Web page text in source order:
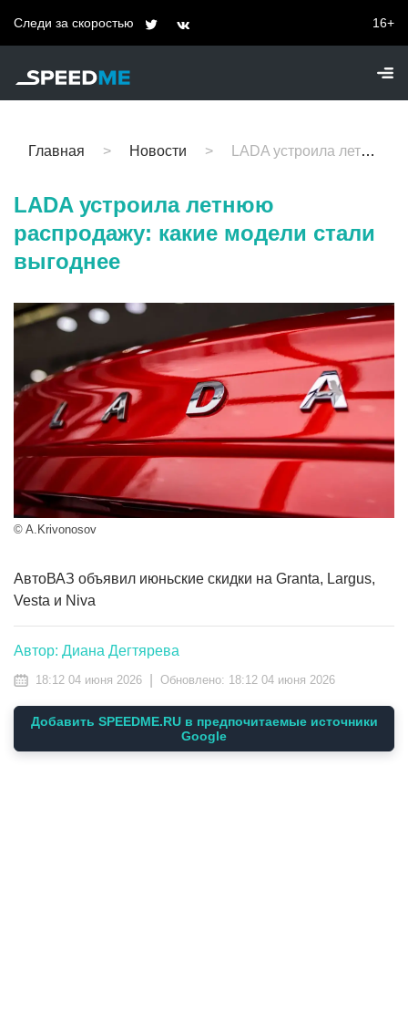
Следи за скоростью 16+
Главная Новости LADA устроила летнюю распродажу: какие модели стали выгоднее
LADA устроила летнюю
распродажу: какие модели стали
выгоднее
© A.Krivonosov
АвтоВАЗ объявил июньские скидки на Granta, Largus,
Vesta и Niva
Автор: Диана Дегтярева
18:12 04 июня 2026 Обновлено: 18:12 04 июня 2026
Добавить SPEEDME.RU в предпочитаемые источники
Google